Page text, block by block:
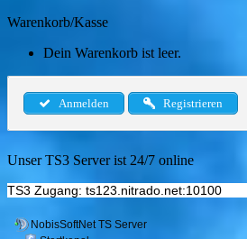
Warenkorb/Kasse
Dein Warenkorb ist leer.
Anmelden Registrieren
Unser TS3 Server ist 24/7 online
TS3 Zugang: ts123.nitrado.net:10100